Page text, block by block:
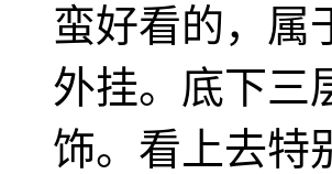
蛮好看的，属
外挂。底下三
饰。看上去特